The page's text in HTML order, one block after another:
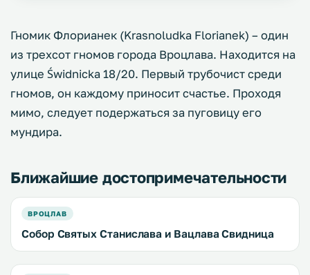
Гномик Флорианек (Krasnoludka Florianek) – один
из трехсот гномов города Вроцлава. Находится на
улице Świdnicka 18/20. Первый трубочист среди
гномов, он каждому приносит счастье. Проходя
мимо, следует подержаться за пуговицу его
мундира.
Ближайшие достопримечательности
ВРОЦЛАВ
Собор Святых Станислава и Вацлава Свидница